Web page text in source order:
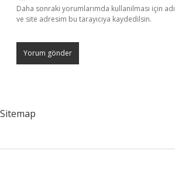
Daha sonraki yorumlarımda kullanılması için
ve site adresim bu tarayıcıya kaydedilsin.
Sitemap